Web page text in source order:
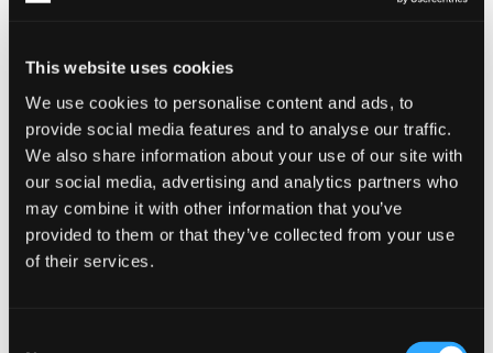
This website uses cookies
We use cookies to personalise content and ads, to
provide social media features and to analyse our traffic.
We also share information about your use of our site with
our social media, advertising and analytics partners who
may combine it with other information that you’ve
provided to them or that they’ve collected from your use
of their services.
Adidas Originals
CAMPUS 00S J
99 €
Polo Ralph Lauren
BEDFORD SUEDE SNEAKER
135 €